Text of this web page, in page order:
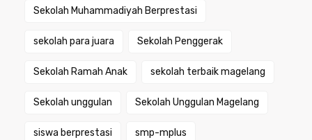
Sekolah Muhammadiyah Berprestasi
sekolah para juara Sekolah Penggerak
Sekolah Ramah Anak sekolah terbaik magelang
Sekolah unggulan Sekolah Unggulan Magelang
siswa berprestasi smp-mplus